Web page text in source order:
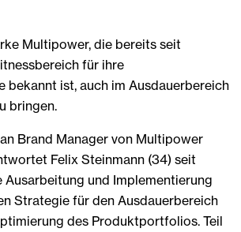
Multipower, die bereits seit
für ihre
bekannt ist, auch im Ausdauerbereich
bringen.
Brand Manager von Multipower
Felix Steinmann (34) seit
und Implementierung
Strategie für den Ausdauerbereich
des Produktportfolios. Teil